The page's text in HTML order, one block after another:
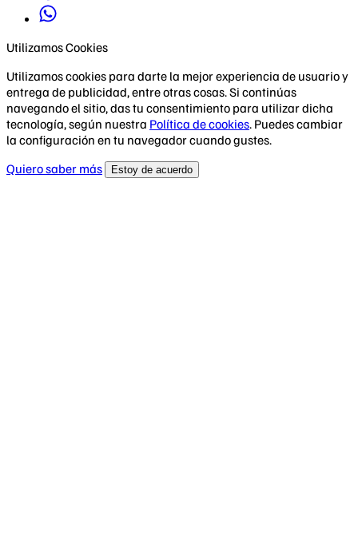
Utilizamos Cookies
Utilizamos cookies para darte la mejor experiencia de usuario y
entrega de publicidad, entre otras cosas. Si continúas
navegando el sitio, das tu consentimiento para utilizar dicha
tecnología, según nuestra Política de cookies. Puedes cambiar
la configuración en tu navegador cuando gustes.
Quiero saber más
Estoy de acuerdo